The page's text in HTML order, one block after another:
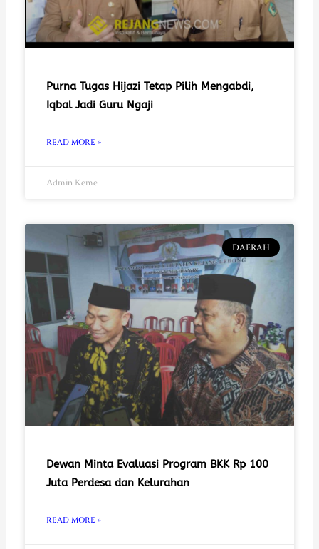
Purna Tugas Hijazi Tetap Pilih Mengabdi,
Iqbal Jadi Guru Ngaji
READ MORE »
Admin Keme
DAERAH
Dewan Minta Evaluasi Program BKK Rp 100
Juta Perdesa dan Kelurahan
READ MORE »